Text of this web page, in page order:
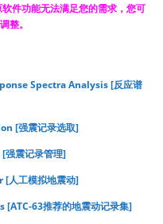
件功能无法满足您的需求，您可
整。
Spectra Analysis [反应谱
[强震记录选取]
震记录管理]
工模拟地震动]
63推荐的地震动记录集]